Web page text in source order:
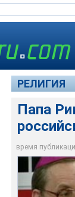
РЕЛИГИЯ
Папа
время
Архив